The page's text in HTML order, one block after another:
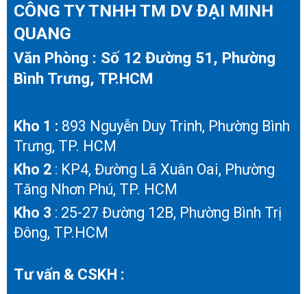
CÔNG TY TNHH TM DV ĐẠI MINH
QUANG
Văn Phòng : Số 12 Đường 51, Phường
Bình Trưng, TP.HCM
Kho 1 : 893 Nguyễn Duy Trinh, Phường Bình
Trưng, TP. HCM
Kho 2: KP4, Đường Lã Xuân Oai, Phường
Tăng Nhơn Phú, TP. HCM
Kho 3 : 25-27 Đường 12B, Phường Bình Trị
Đông, TP.HCM
Tư vấn & CSKH :